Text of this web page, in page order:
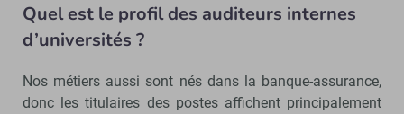
Quel est le profil des auditeurs internes
d’universités ?
Nos métiers aussi sont nés dans la banque-assurance,
donc les titulaires des postes affichent principalement